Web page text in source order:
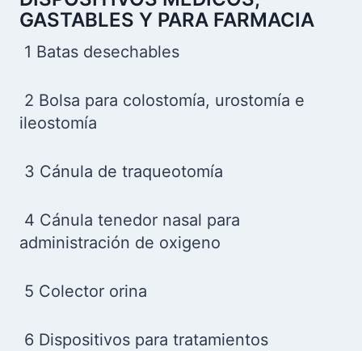
GASTABLES Y PARA FARMACIA
1 Batas desechables
2 Bolsa para colostomía, urostomía e
ileostomía
3 Cánula de traqueotomía
4 Cánula tenedor nasal para
administración de oxigeno
5 Colector orina
6 Dispositivos para tratamientos